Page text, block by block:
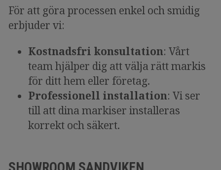
För att göra processen enkel och smidig
erbjuder vi:
Kostnadsfri konsultation: Vårt
team hjälper dig att välja rätt markis
för ditt hem eller företag.
Professionell installation: Vi ser
till att dina markiser installeras
korrekt och säkert.